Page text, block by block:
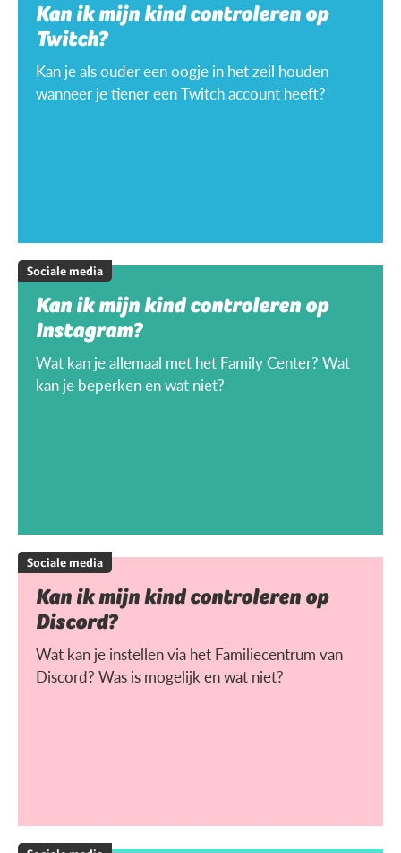
Kan ik mijn kind controleren op
Twitch?
Kan je als ouder een oogje in het zeil houden
wanneer je tiener een Twitch account heeft?
Sociale media
Kan ik mijn kind controleren op
Instagram?
Wat kan je allemaal met het Family Center? Wat
kan je beperken en wat niet?
Sociale media
Kan ik mijn kind controleren op
Discord?
Wat kan je instellen via het Familiecentrum van
Discord? Was is mogelijk en wat niet?